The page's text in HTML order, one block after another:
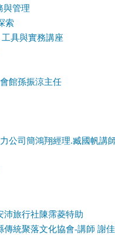
與管理
索
具與實務講座
館孫振涼主任
公司簡鴻翔經理.臧國帆講
沛旅行社陳霈菱特助
傳統聚落文化協會-講師 謝